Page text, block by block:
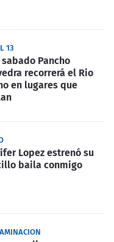
13
sabado Pancho
recorrerá el Rio
en lugares que
Lopez estrenó su
baila conmigo